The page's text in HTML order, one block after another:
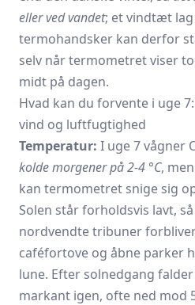
eller ved vandet; et vindtæt
termohandsker kan derfor
selv når termometret viser
midt på dagen.
Hvad kan du forvente i uge
vind og luftfugtighed
Temperatur: I uge 7 vågner
kolde morgener på 2-4 °C,
kan termometret snige sig
Solen står forholdsvis lavt,
nordvendte tribuner
caféfortove og åbne parker
lune. Efter solnedgang
markant igen, ofte ned mod